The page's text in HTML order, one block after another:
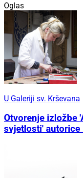
Oglas
U Galeriji sv. Krševana
Otvorenje izložbe
svjetlosti'